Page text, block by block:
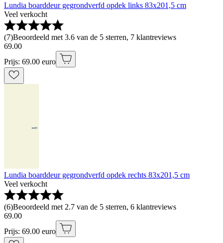
Lundia boarddeur gegrondverfd opdek links 83x201,5 cm
Veel verkocht
(7)Beoordeeld met 3.6 van de 5 sterren, 7 klantreviews
69.00
Prijs: 69.00 euro
Lundia boarddeur gegrondverfd opdek rechts 83x201,5 cm
Veel verkocht
(6)Beoordeeld met 2.7 van de 5 sterren, 6 klantreviews
69.00
Prijs: 69.00 euro